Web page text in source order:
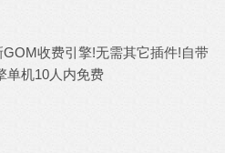
收费引擎!无需其它插件!自带
单机10人内免费